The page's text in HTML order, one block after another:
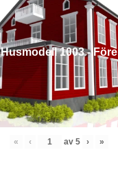
Husmodell 1003 - Före
« ‹ av 5 › »